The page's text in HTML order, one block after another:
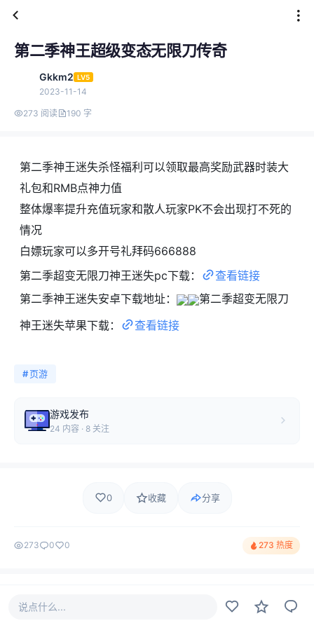
第二季神王超级变态无限刀传奇
Gkkm2 LV5
2023-11-14
273 阅读 190 字
第二季神王迷失杀怪福利可以领取最高奖励武器时装大
礼包和RMB点神力值
整体爆率提升充值玩家和散人玩家PK不会出现打不死的
情况
白嫖玩家可以多开号礼拜码666888
第二季超变无限刀神王迷失pc下载：
查看链接
第二季神王迷失安卓下载地址：
第二季超变无限刀
神王迷失苹果下载：
查看链接
#页游
游戏发布
24 内容 · 8 关注
0 收藏 分享
273 0 0 273 热度
说点什么...